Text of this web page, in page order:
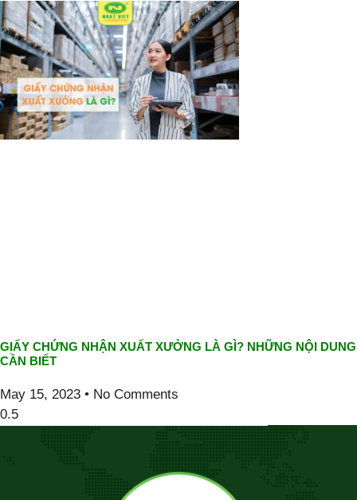
GIẤY CHỨNG NHẬN XUẤT XƯỞNG LÀ GÌ? NHỮNG NỘI DUNG
CẦN BIẾT
May 15, 2023 No Comments